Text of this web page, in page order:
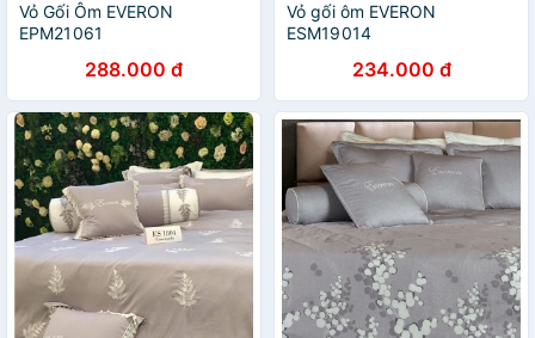
Vỏ Gối Ôm EVERON
EPM21061
288.000 đ
Vỏ gối ôm EVERON
ESM19014
234.000 đ